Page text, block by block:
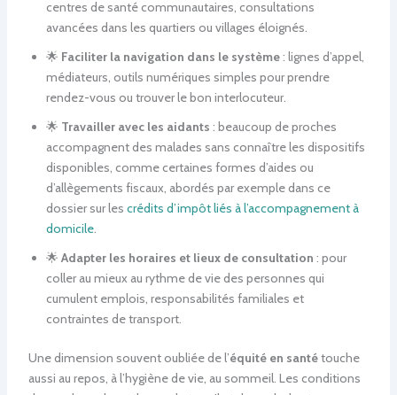
centres de santé communautaires, consultations
avancées dans les quartiers ou villages éloignés.
🌟 Faciliter la navigation dans le système: lignes d’appel,
médiateurs, outils numériques simples pour prendre
rendez-vous ou trouver le bon interlocuteur.
🌟 Travailler avec les aidants : beaucoup de proches
accompagnent des malades sans connaître les dispositifs
disponibles, comme certaines formes d’aides ou
d’allègements fiscaux, abordés par exemple dans ce
dossier sur les crédits d’impôt liés à l’accompagnement à
domicile.
🌟 Adapter les horaires et lieux de consultation : pour
coller au mieux au rythme de vie des personnes qui
cumulent emplois, responsabilités familiales et
contraintes de transport.
Une dimension souvent oubliée de l’équité en santétouche
aussi au repos, à l’hygiène de vie, au sommeil. Les conditions